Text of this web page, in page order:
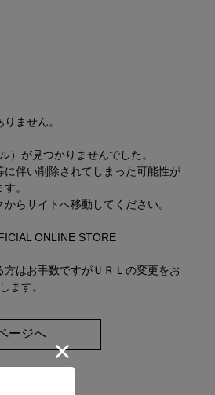
ません。
）が見つかりませんでした。
伴い削除されてしまった可能性が
。
らサイトへ移動してください。
ONLINE STORE
はお手数ですがＵＲＬの変更をお
ます。
ージへ